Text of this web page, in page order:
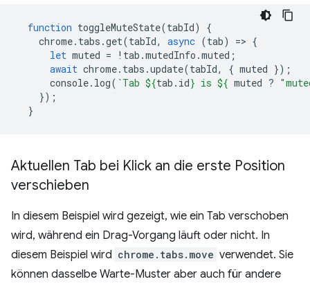
function toggleMuteState(tabId)
{
chrome. tabs .get(tabId, async (tab) => {
let muted = ! tab .mutedInfo .muted ;
await chrome. tabs .update(tabId, { muted });
console. log( `Tab ${tab . id} is ${ muted ?
});
}
Aktuellen Tab bei Klick an die erste Position
verschieben
In diesem Beispiel wird gezeigt, wie ein Tab verschoben
wird, während ein Drag-Vorgang läuft oder nicht. In
diesem Beispiel wird chrome.tabs.move verwendet. Sie
können dasselbe Warte-Muster aber auch für andere